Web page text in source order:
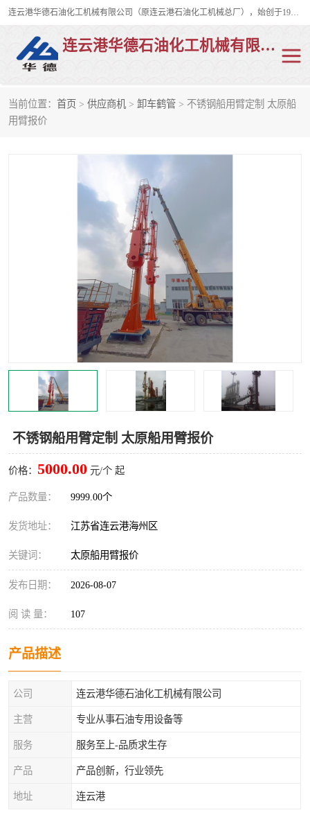
连云港华德石油化工机械有限公司（原连云港石油化工机械总厂），始创于1982年，是从事码头船用流体装卸臂、陆用流体装卸臂（鹤管）、活动梯、钢构平台、定量装车系统等全系列流体装卸设备的设计、制造、销售以及服务的专业供应商。
连云港华德石油化工机械有限公司
当前位置： 首页 > 供应商机 > 卸车鹤管 > 不锈钢船用臂定制 太原船
用臂报价
不锈钢船用臂定制 太原船用臂报价
价格： 5000.00 元/个 起
产品数量： 9999.00个
发货地址： 江苏省连云港海州区
关键词： 太原船用臂报价
发布日期： 2026-08-07
阅 读 量： 107
产品描述
公司 连云港华德石油化工机械有限公司
主营 专业从事石油专用设备等
服务 服务至上-品质求生存
产品 产品创新，行业领先
地址 连云港
陆用流体装卸臂
液氯鹤管
卸车鹤管
输油臂
紧急脱离干式接头 火车鹤管
顶部鹤管
浮动出油装置